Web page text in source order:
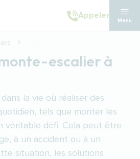
Appeler
Menu
...
escalier à
la vie où réaliser des
tels que monter les
véritable défi. Cela peut être
à un accident ou à un
situation, les solutions